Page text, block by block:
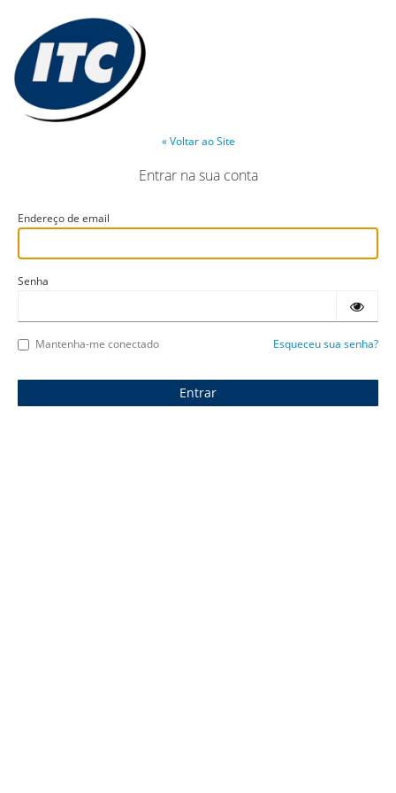
« Voltar ao Site
Entrar na sua conta
Endereço de email
Senha
Mantenha-me conectado Esqueceu sua senha?